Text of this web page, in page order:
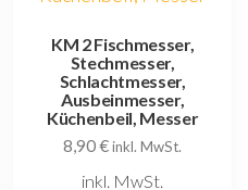
KM 2 Fischmesser,
Stechmesser,
Schlachtmesser,
Ausbeinmesser,
Küchenbeil, Messer
8,90€inkl. MwSt.
inkl. MwSt.